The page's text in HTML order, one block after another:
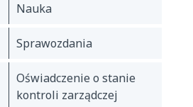
Nauka
Sprawozdania
Oświadczenie o stanie
kontroli zarządczej